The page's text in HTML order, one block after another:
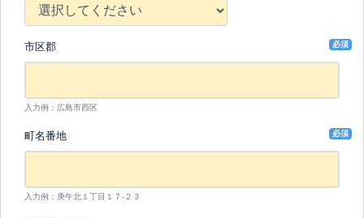
市区郡 必須
入力例：広島市西区
町名番地 必須
入力例：庚午北１丁目１７-２３